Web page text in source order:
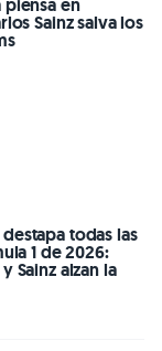
en
Sainz salva los
todas las
1 de 2026:
Sainz alzan la